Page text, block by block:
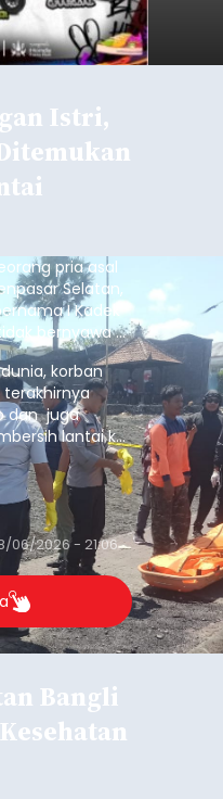
Istri,
pria asal
Selatan,
I Kadek
bernyawa di
korban
dan juga
lantai ke
06/2026 - 21:06
Bangli